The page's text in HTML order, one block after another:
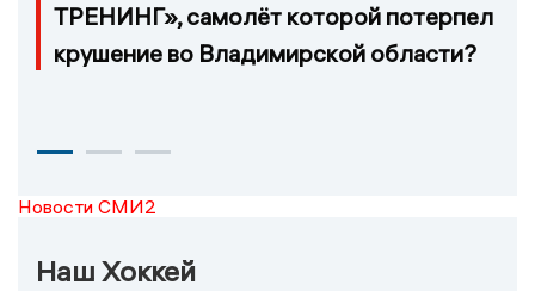
ТРЕНИНГ», самолёт которой потерпел
крушение во Владимирской области?
Новости СМИ2
Наш Хоккей